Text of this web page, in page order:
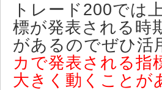
トレード200では
標が発表される時
があるのでぜひ活
カで発表される指
大きく動くことが